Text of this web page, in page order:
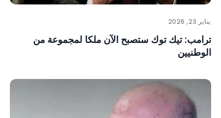
يناير 23, 2026
ترامب: تيك توك ستصبح الآن ملكا لمجموعة من
الوطنيين